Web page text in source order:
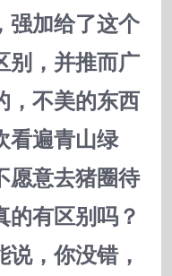
强加给了这个
别，并推而广
，不美的东西
看遍青山绿
愿意去猪圈待
有区别吗？
，你没错，